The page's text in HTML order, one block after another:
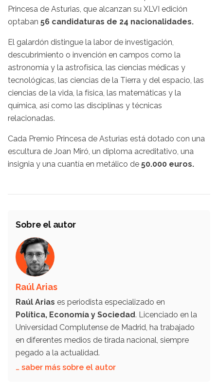
Princesa de Asturias, que alcanzan su XLVI edición
optaban 56 candidaturas de 24 nacionalidades.
El galardón distingue la labor de investigación,
descubrimiento o invención en campos como la
astronomía y la astrofísica, las ciencias médicas y
tecnológicas, las ciencias de la Tierra y del espacio, las
ciencias de la vida, la física, las matemáticas y la
química, así como las disciplinas y técnicas
relacionadas.
Cada Premio Princesa de Asturias está dotado con una
escultura de Joan Miró, un diploma acreditativo, una
insignia y una cuantía en metálico de 50.000 euros.
Sobre el autor
Raúl Arias
Raúl Arias es periodista especializado en
Política, Economía y Sociedad. Licenciado en la
Universidad Complutense de Madrid, ha trabajado
en diferentes medios de tirada nacional, siempre
pegado a la actualidad.
… saber más sobre el autor